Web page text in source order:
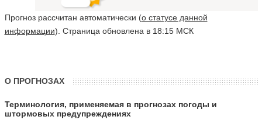
Прогноз рассчитан автоматически (о статусе данной
информации). Страница обновлена в 18:15 МСК
О ПРОГНОЗАХ
Терминология, применяемая в прогнозах погоды и
штормовых предупреждениях